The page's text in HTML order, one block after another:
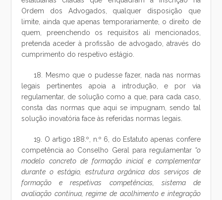
Ordem dos Advogados, qualquer disposição que
limite, ainda que apenas temporariamente, o direito de
quem, preenchendo os requisitos ali mencionados,
pretenda aceder à profissão de advogado, através do
cumprimento do respetivo estágio.
18. Mesmo que o pudesse fazer, nada nas normas
legais pertinentes apoia a introdução, e por via
regulamentar, de solução como a que, para cada caso,
consta das normas que aqui se impugnam, sendo tal
solução inovatória face às referidas normas legais.
19. O artigo 188.º, n.º 6, do Estatuto apenas confere
competência ao Conselho Geral para regulamentar “o
modelo concreto de formação inicial e complementar
durante o estágio, estrutura orgânica dos serviços de
formação e respetivas competências, sistema de
avaliação contínua, regime de acolhimento e integração